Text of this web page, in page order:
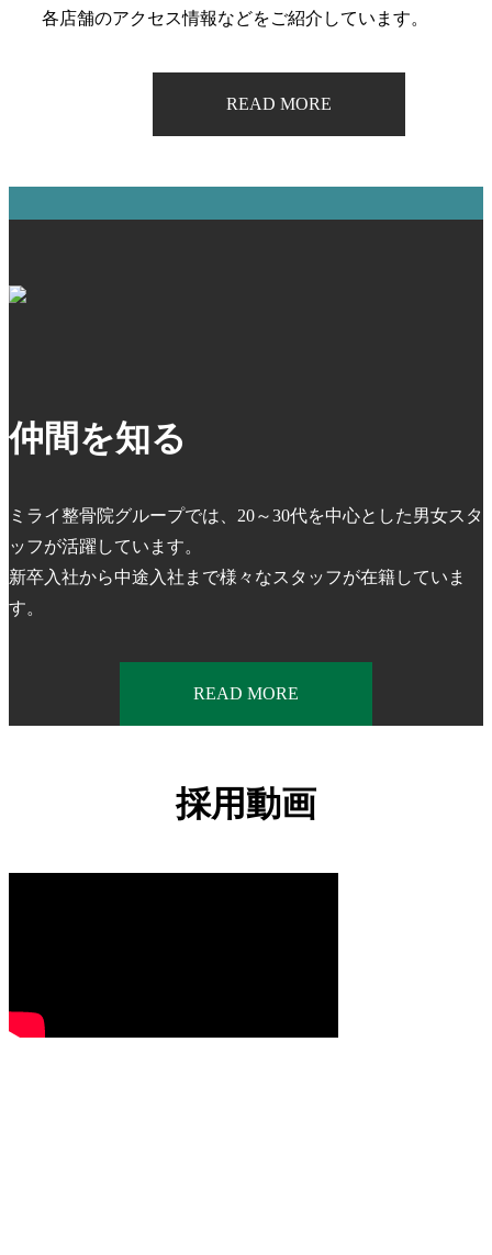
各店舗のアクセス情報などをご紹介しています。
READ MORE
仲間を知る
ミライ整骨院グループでは、20～30代を中心とした男女スタ
ッフが活躍しています。
新卒入社から中途入社まで様々なスタッフが在籍していま
す。
READ MORE
採用動画